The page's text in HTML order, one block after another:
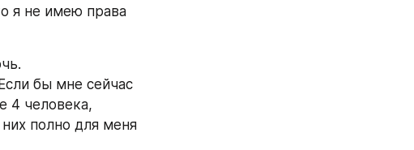
я не имею права
бы мне сейчас
4 человека,
полно для меня